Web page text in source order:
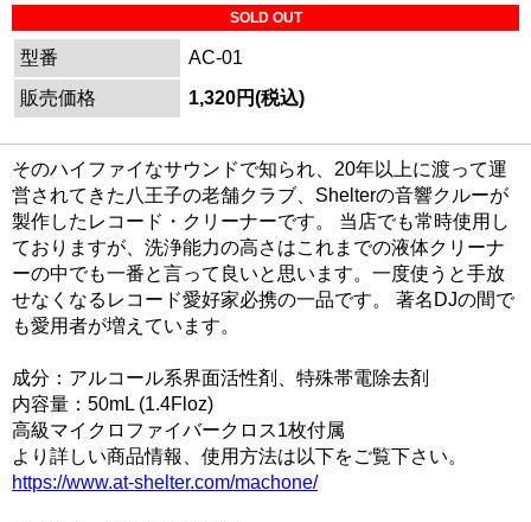
SOLD OUT
型番
AC-01
販売価格
1,320円(税込)
そのハイファイなサウンドで知られ、20年以上に渡って運
営されてきた八王子の老舗クラブ、Shelterの音響クルーが
製作したレコード・クリーナーです。 当店でも常時使用し
ておりますが、洗浄能力の高さはこれまでの液体クリーナ
ーの中でも一番と言って良いと思います。一度使うと手放
せなくなるレコード愛好家必携の一品です。 著名DJの間で
も愛用者が増えています。
成分：アルコール系界面活性剤、特殊帯電除去剤
内容量：50mL (1.4Floz)
高級マイクロファイバークロス1枚付属
より詳しい商品情報、使用方法は以下をご覧下さい。
https://www.at-shelter.com/machone/